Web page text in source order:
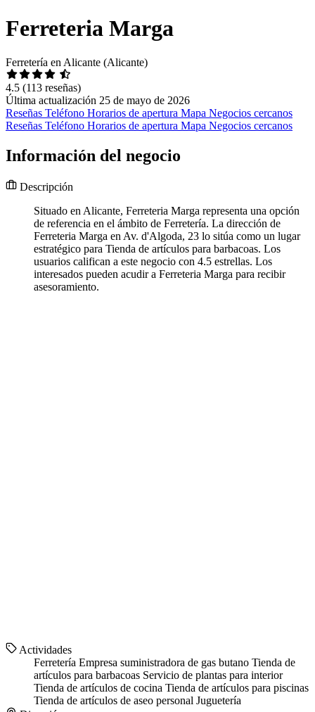
Ferreteria Marga
Ferretería en Alicante (Alicante)
4.5 (113 reseñas)
Última actualización 25 de mayo de 2026
Reseñas Teléfono Horarios de apertura Mapa Negocios cercanos
Reseñas Teléfono Horarios de apertura Mapa Negocios cercanos
Información del negocio
Descripción
Situado en Alicante, Ferreteria Marga representa una opción
de referencia en el ámbito de Ferretería. La dirección de
Ferreteria Marga en Av. d'Algoda, 23 lo sitúa como un lugar
estratégico para Tienda de artículos para barbacoas. Los
usuarios califican a este negocio con 4.5 estrellas. Los
interesados pueden acudir a Ferreteria Marga para recibir
asesoramiento.
Actividades
Ferretería Empresa suministradora de gas butano Tienda de
artículos para barbacoas Servicio de plantas para interior
Tienda de artículos de cocina Tienda de artículos para piscinas
Tienda de artículos de aseo personal Juguetería